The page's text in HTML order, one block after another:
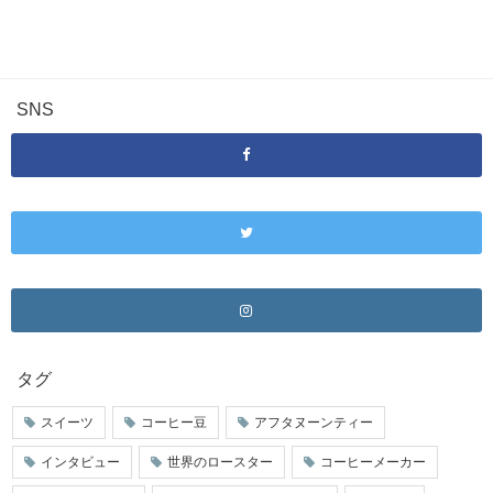
SNS
タグ
スイーツ コーヒー豆 アフタヌーンティー
インタビュー 世界のロースター コーヒーメーカー